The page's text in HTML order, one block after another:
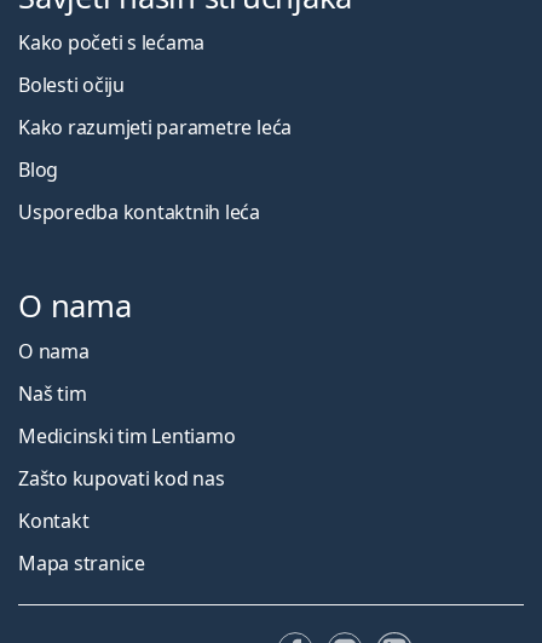
Kako početi s lećama
Bolesti očiju
Kako razumjeti parametre leća
Blog
Usporedba kontaktnih leća
O nama
O nama
Naš tim
Medicinski tim Lentiamo
Zašto kupovati kod nas
Kontakt
Mapa stranice